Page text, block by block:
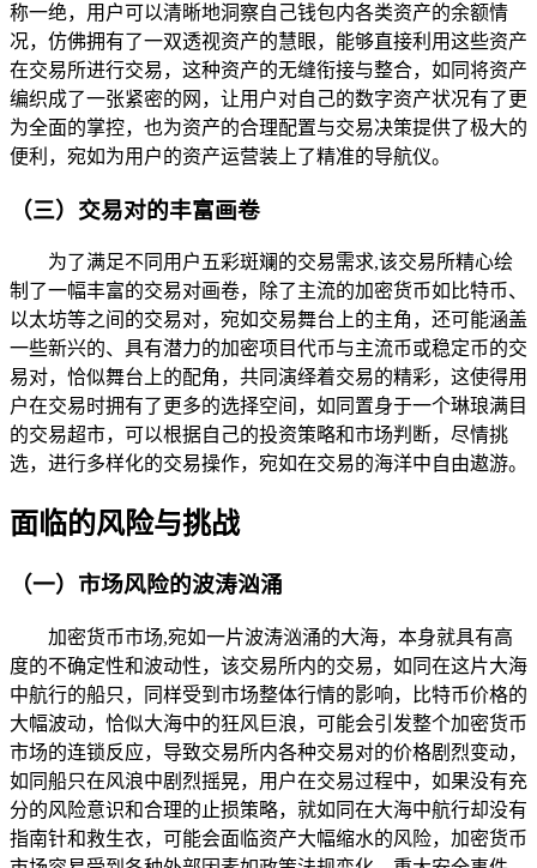
称一绝，用户可以清晰地洞察自己钱包内各类资产的余额情
况，仿佛拥有了一双透视资产的慧眼，能够直接利用这些资产
在交易所进行交易，这种资产的无缝衔接与整合，如同将资产
编织成了一张紧密的网，让用户对自己的数字资产状况有了更
为全面的掌控，也为资产的合理配置与交易决策提供了极大的
便利，宛如为用户的资产运营装上了精准的导航仪。
（三）交易对的丰富画卷
为了满足不同用户五彩斑斓的交易需求,该交易所精心绘
制了一幅丰富的交易对画卷，除了主流的加密货币如比特币、
以太坊等之间的交易对，宛如交易舞台上的主角，还可能涵盖
一些新兴的、具有潜力的加密项目代币与主流币或稳定币的交
易对，恰似舞台上的配角，共同演绎着交易的精彩，这使得用
户在交易时拥有了更多的选择空间，如同置身于一个琳琅满目
的交易超市，可以根据自己的投资策略和市场判断，尽情挑
选，进行多样化的交易操作，宛如在交易的海洋中自由遨游。
面临的风险与挑战
（一）市场风险的波涛汹涌
加密货币市场,宛如一片波涛汹涌的大海，本身就具有高
度的不确定性和波动性，该交易所内的交易，如同在这片大海
中航行的船只，同样受到市场整体行情的影响，比特币价格的
大幅波动，恰似大海中的狂风巨浪，可能会引发整个加密货币
市场的连锁反应，导致交易所内各种交易对的价格剧烈变动，
如同船只在风浪中剧烈摇晃，用户在交易过程中，如果没有充
分的风险意识和合理的止损策略，就如同在大海中航行却没有
指南针和救生衣，可能会面临资产大幅缩水的风险，加密货币